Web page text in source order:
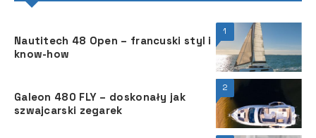
1
Nautitech 48 Open – francuski styl i
know-how
2
Galeon 480 FLY – doskonały jak
szwajcarski zegarek